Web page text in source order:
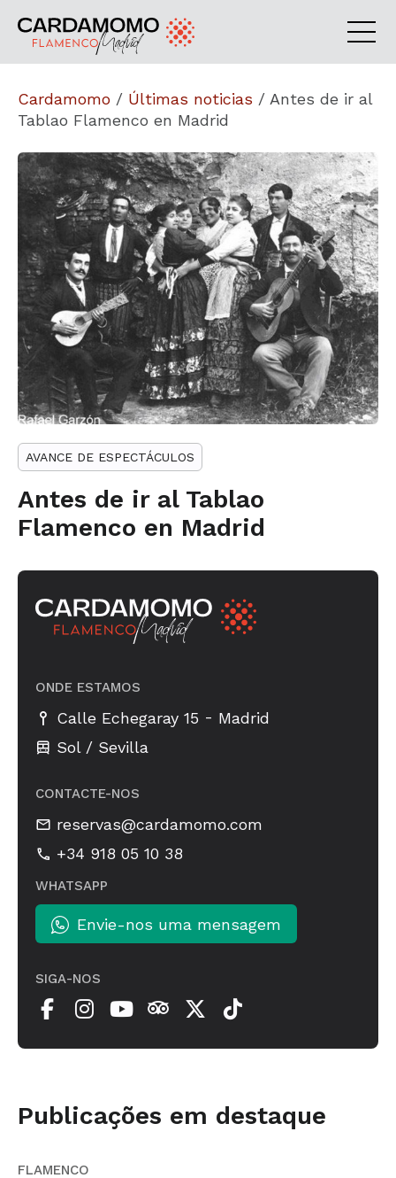
Cardamomo / Últimas noticias / Antes de ir al
Tablao Flamenco en Madrid
AVANCE DE ESPECTÁCULOS
Antes de ir al Tablao
Flamenco en Madrid
ONDE ESTAMOS
Calle Echegaray 15 - Madrid
Sol / Sevilla
CONTACTE-NOS
reservas@cardamomo.com
+34 918 05 10 38
WHATSAPP
Envie-nos uma mensagem
SIGA-NOS
Publicações em destaque
FLAMENCO